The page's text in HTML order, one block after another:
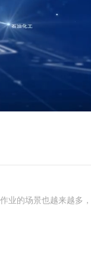
业的场景也越来越多